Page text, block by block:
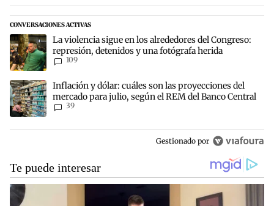
CONVERSACIONES ACTIVAS
Este listado muestra los artículos con más comentarios en los
Un artículo de tendencia con el título "La violencia sigue en los
La violencia sigue en los alrededores del Congreso:
represión, detenidos y una fotógrafa herida
109
Un artículo de tendencia con el título "Inflación y dólar: cuáles
Inflación y dólar: cuáles son las proyecciones del
mercado para julio, según el REM del Banco Central
39
Gestionado por